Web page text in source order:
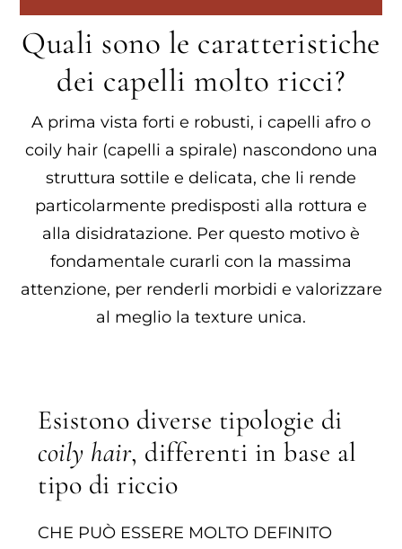
Quali sono le caratteristiche
dei capelli molto ricci?
A prima vista forti e robusti, i capelli afro o
coily hair (capelli a spirale) nascondono una
struttura sottile e delicata, che li rende
particolarmente predisposti alla rottura e
alla disidratazione. Per questo motivo è
fondamentale curarli con la massima
attenzione, per renderli morbidi e valorizzare
al meglio la texture unica.
Esistono diverse tipologie di
coily hair, differenti in base al
tipo di riccio
CHE PUÒ ESSERE MOLTO DEFINITO